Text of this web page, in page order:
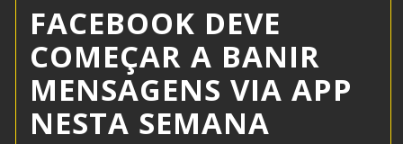
FACEBOOK DEVE
COMEÇAR A BANIR
MENSAGENS VIA APP
NESTA SEMANA